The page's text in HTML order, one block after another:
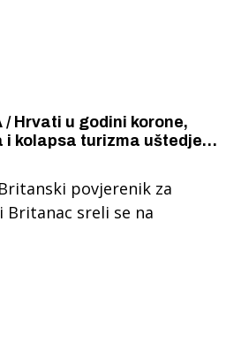
/ Hrvati u godini korone,
i kolapsa turizma uštedjeli